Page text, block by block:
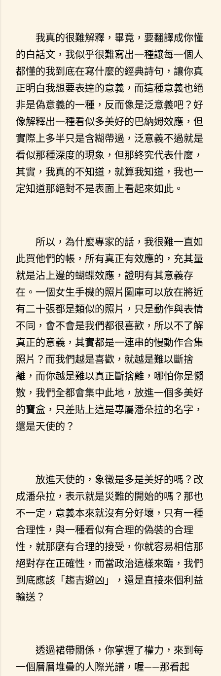
我真的很難解釋，畢竟，要翻譯成你懂
的白話文，我似乎很難寫出一種讓每一個人
都懂的我到底在寫什麼的經典詩句，讓你真
正明白我想要表達的意義，而這種意義也絕
非是偽意義的一種，反而像是泛意義吧？好
像解釋出一種看似多美好的巴納姆效應，但
實際上多半只是含糊帶過，泛意義不過就是
看似那種深度的現象，但那終究代表什麼，
其實，我真的不知道，就算我知道，我也一
定知道那絕對不是表面上看起來如此。
所以，為什麼專家的話，我很難一直如
此買他們的帳，所有真正有效應的，充其量
就是沾上邊的蝴蝶效應，證明有其意義存
在。一個女生手機的照片圖庫可以放在將近
有二十張都是類似的照片，只是動作與表情
不同，會不會是我們都很喜歡，所以不了解
真正的意義，其實都是一連串的慢動作合集
照片？而我們越是喜歡，就越是難以斷捨
離，而你越是難以真正斷捨離，哪怕你是懶
散，我們全都會集中此地，放進一個多美好
的寶盒，只差貼上這是專屬潘朵拉的名字，
還是天使的？
放進天使的，象徵是多是美好的嗎？改
成潘朵拉，表示就是災難的開始的嗎？那也
不一定，意義本來就沒有分好壞，只有一種
合理性，與一種看似有合理的偽裝的合理
性，就那麼有合理的接受，你就容易相信那
絕對存在正確性，而當政治這樣來臨，我們
到底應該「趨吉避凶」，還是直接來個利益
輸送？
透過裙帶關係，你掌握了權力，來到每
一個層層堆疊的人際光譜，喔——那看起